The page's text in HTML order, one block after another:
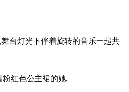
台灯光下伴着旋转的音乐一起共
红色公主裙的她,